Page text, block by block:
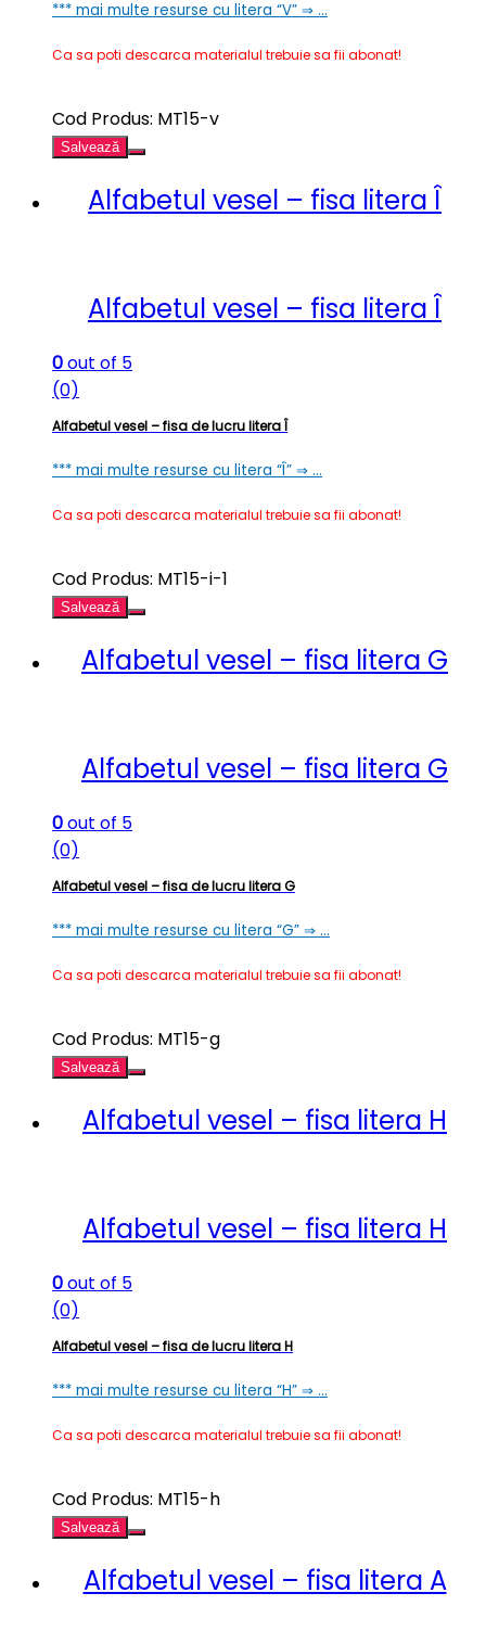
*** mai multe resurse cu litera “V” ⇒ …
Ca sa poti descarca materialul trebuie sa fii abonat!
Cod Produs: MT15-v
Salvează
Alfabetul vesel – fisa litera Î
Alfabetul vesel – fisa litera Î
0out of 5
(0)
Alfabetul vesel – fisa de lucru litera Î
*** mai multe resurse cu litera “Î” ⇒ …
Ca sa poti descarca materialul trebuie sa fii abonat!
Cod Produs: MT15-i-1
Salvează
Alfabetul vesel – fisa litera G
Alfabetul vesel – fisa litera G
0out of 5
(0)
Alfabetul vesel – fisa de lucru litera G
*** mai multe resurse cu litera “G” ⇒ …
Ca sa poti descarca materialul trebuie sa fii abonat!
Cod Produs: MT15-g
Salvează
Alfabetul vesel – fisa litera H
Alfabetul vesel – fisa litera H
0out of 5
(0)
Alfabetul vesel – fisa de lucru litera H
*** mai multe resurse cu litera “H” ⇒ …
Ca sa poti descarca materialul trebuie sa fii abonat!
Cod Produs: MT15-h
Salvează
Alfabetul vesel – fisa litera A